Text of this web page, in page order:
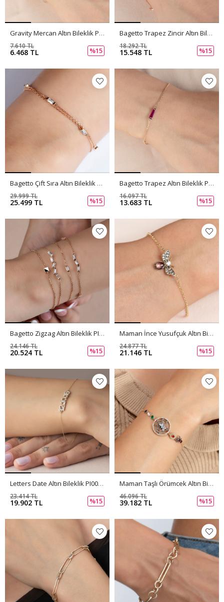
Gravity Mercan Altın Bileklik PI0060
6.468 TL
7.610 TL
%15
Bagetto Trapez Zincir Altın Bileklik PI0059
15.548 TL
18.292 TL
%15
Bagetto Çift Sıra Altın Bileklik PI0057
25.499 TL
29.999 TL
%15
Bagetto Trapez Altın Bileklik PI0058
13.683 TL
16.097 TL
%15
Bagetto Zigzag Altın Bileklik PI0056
20.524 TL
24.146 TL
%15
Maman İnce Yusufçuk Altın Bileklik PI0055
21.146 TL
24.877 TL
%15
Letters Date Altın Bileklik PI0053
19.902 TL
23.414 TL
%15
Maman Taşlı Örümcek Altın Bileklik PI0054
39.182 TL
46.096 TL
%15